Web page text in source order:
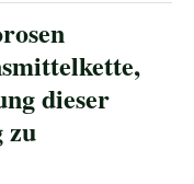
dieser
zu